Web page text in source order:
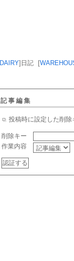
DAIRY] 日記 [
記事編集
投稿時に設定した削除
削除キー
作業内容